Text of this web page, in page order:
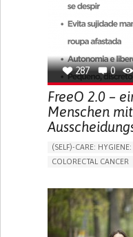
CAREGIVING SUPPORT
GENERAL AND FAMILY
CAREGIVER SUPPORT
SOLUTIONS FOR
287 0
FreeO 2.0 –
Menschen mit
(SELF)-CARE:
COLORECTAL CANCER
PROMOTING SELF-
GASTROENTEROLOGY
PORTUGAL